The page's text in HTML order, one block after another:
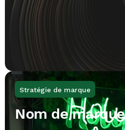
Stratégie de marque
Nom de marque